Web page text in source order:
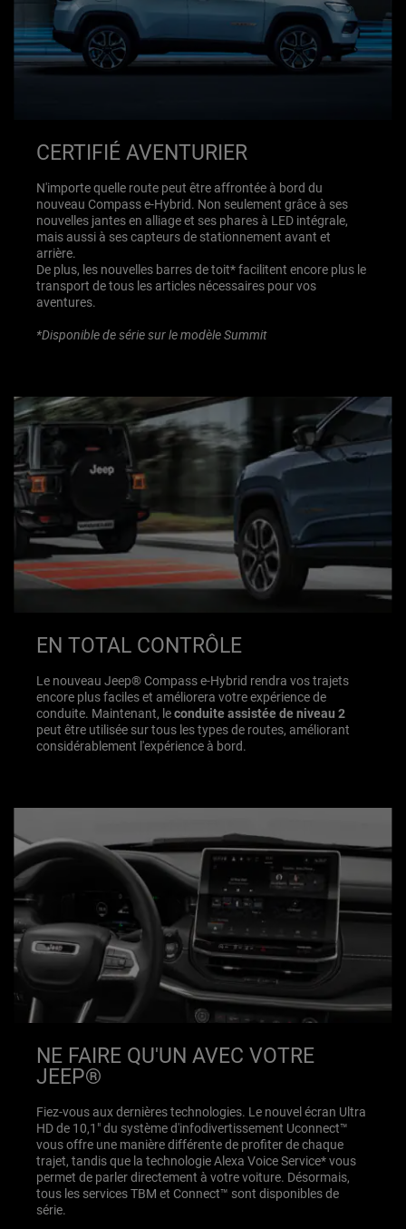
CERTIFIÉ AVENTURIER
N'importe quelle route peut être affrontée à bord du
nouveau Compass e-Hybrid. Non seulement grâce à ses
nouvelles jantes en alliage et ses phares à LED intégrale,
mais aussi à ses capteurs de stationnement avant et
arrière.
De plus, les nouvelles barres de toit* facilitent encore plus le
transport de tous les articles nécessaires pour vos
aventures.
*Disponible de série sur le modèle Summit
EN TOTAL CONTRÔLE
Le nouveau Jeep® Compass e-Hybrid rendra vos trajets
encore plus faciles et améliorera votre expérience de
conduite. Maintenant, leconduite assistée de niveau 2
peut être utilisée sur tous les types de routes, améliorant
considérablement l'expérience à bord.
NE FAIRE QU'UN AVEC VOTRE
JEEP®
Fiez-vous aux dernières technologies. Le nouvel écran Ultra
HD de 10,1" du système d'infodivertissement Uconnect™
vous offre une manière différente de profiter de chaque
trajet, tandis que la technologie Alexa Voice Service* vous
permet de parler directement à votre voiture. Désormais,
tous les services TBM et Connect™ sont disponibles de
série.